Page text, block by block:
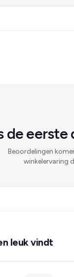
de eerste
Beoordelingen
winkelervaring
leuk vindt